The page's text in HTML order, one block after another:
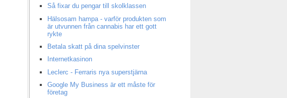
Så fixar du pengar till skolklassen
Hälsosam hampa - varför produkten som
är utvunnen från cannabis har ett gott
rykte
Betala skatt på dina spelvinster
Internetkasinon
Leclerc - Ferraris nya superstjärna
Google My Business är ett måste för
företag